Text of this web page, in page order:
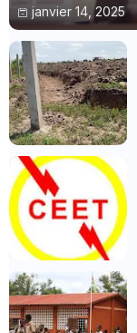
janvier 14, 2025